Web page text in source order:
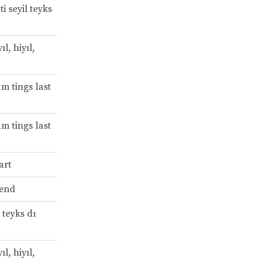
seyil teyks
hiyıl,
tings last
tings last
dı
hiyıl,